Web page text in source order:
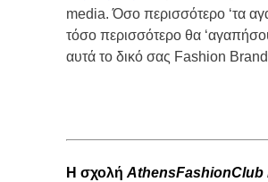
media. Όσο περισσότερο ‘τα
τόσο περισσότερο θα
αυτά το δικό σας Fashion
Η σχολή AthensFashionClub